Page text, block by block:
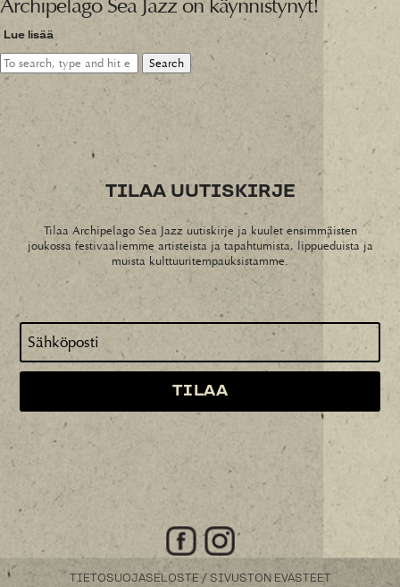
Archipelago Sea Jazz on käynnistynyt!
Lue lisää
Search
TILAA UUTISKIRJE
Tilaa Archipelago Sea Jazz uutiskirje ja kuulet ensimmäisten
joukossa festivaaliemme artisteista ja tapahtumista, lippueduista ja
muista kulttuuritempauksistamme.
TIETOSUOJASELOSTE/ SIVUSTON EVÄSTEET